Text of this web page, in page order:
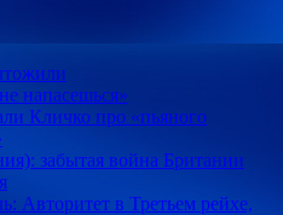
напасешься»
Кличко про «пьяного
забытая война Британии
Авторитет в Третьем рейхе,